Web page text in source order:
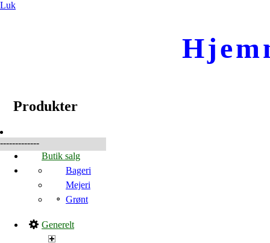
Luk
Produkter
-------------
Butik salg
Bageri
Mejeri
Grønt
Generelt